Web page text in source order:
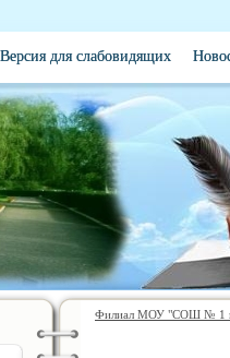
Версия для слабовидящих
Вакансии Контакты
Филиал МОУ "СОШ № 1